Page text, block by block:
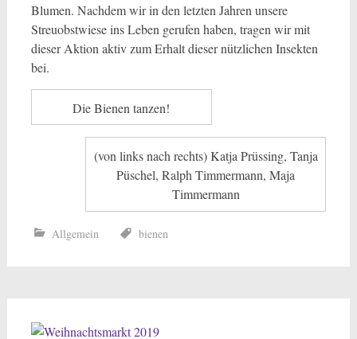
Blumen. Nachdem wir in den letzten Jahren unsere
Streuobstwiese ins Leben gerufen haben, tragen wir mit
dieser Aktion aktiv zum Erhalt dieser nützlichen Insekten
bei.
Die Bienen tanzen!
(von links nach rechts) Katja Prüssing, Tanja
Püschel, Ralph Timmermann, Maja
Timmermann
Allgemein bienen